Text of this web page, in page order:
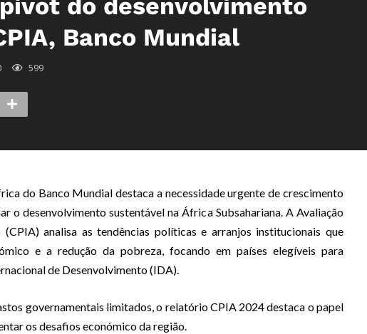
do desenvolvimento
Banco Mundial
599
do Banco Mundial destaca a necessidade urgente de crescimento
o desenvolvimento sustentável na África Subsahariana. A Avaliação
analisa as tendências políticas e arranjos institucionais que
e a redução da pobreza, focando em países elegíveis para
de Desenvolvimento (IDA).
governamentais limitados, o relatório CPIA 2024 destaca o papel
os desafios económico da região.